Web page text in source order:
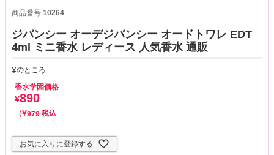
商品番号 10264
ジバンシー オーデジバンシー オードトワレ EDT
4ml ミニ香水 レディース 人気香水 通販
¥のところ
香水学園価格
¥890
¥979 税込
お気に入りに登録する